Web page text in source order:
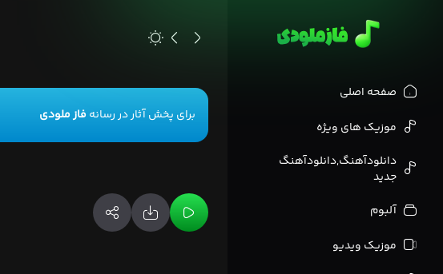
صفحه اصلی
موزیک های ویژه
دانلودآهنگ,دانلودآهنگ
جدید
آلبوم
موزیک ویدیو
برای پخش آثار در رسانهفاز ملودی